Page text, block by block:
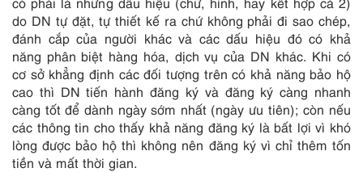
do DN tự đặt, tự thiết kế ra chứ không phải đi sao chép,
đánh cắp của người khác và các dấu hiệu đó có khả
năng phân biệt hàng hóa, dịch vụ của DN khác. Khi có
cơ sở khẳng định các đối tượng trên có khả năng bảo hộ
cao thì DN tiến hành đăng ký và đăng ký càng nhanh
càng tốt để dành ngày sớm nhất (ngày ưu tiên); còn nếu
các thông tin cho thấy khả năng đăng ký là bất lợi vì khó
lòng được bảo hộ thì không nên đăng ký vì chỉ thêm tốn
tiền và mất thời gian.